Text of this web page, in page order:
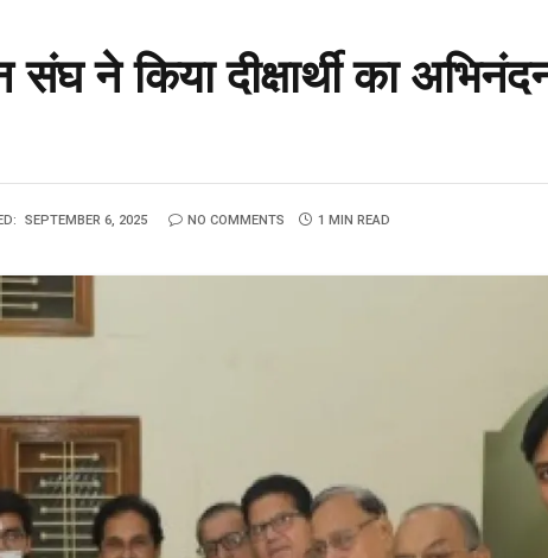
संघ ने किया दीक्षार्थी का
SEPTEMBER 6, 2025 NO COMMENTS 1 MIN READ